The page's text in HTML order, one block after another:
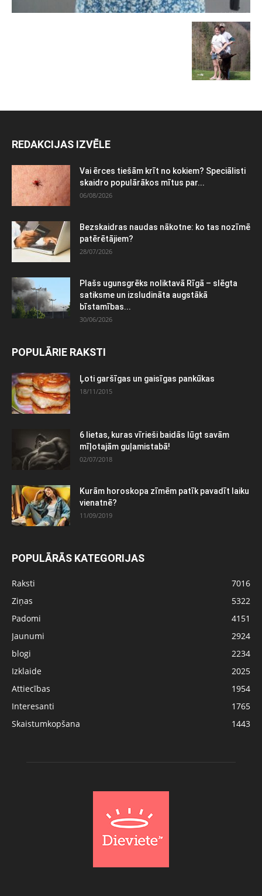
REDAKCIJAS IZVĒLE
Vai ērces tiešām krīt no kokiem? Speciālisti
skaidro populārākos mītus par...
06/08/2026
Bezskaidras naudas nākotne: ko tas nozīmē
patērētājiem?
28/07/2026
Plašs ugunsgrēks noliktavā Rīgā – slēgta
satiksme un izsludināta augstākā
bīstamības...
30/06/2026
POPULĀRIE RAKSTI
Ļoti garšīgas un gaisīgas pankūkas
18/11/2015
6 lietas, kuras vīrieši baidās lūgt savām
mīļotajām guļamistabā!
02/07/2018
Kurām horoskopa zīmēm patīk pavadīt laiku
vienatnē?
11/09/2019
POPULĀRĀS KATEGORIJAS
Raksti
7016
Ziņas
5322
Padomi
4151
Jaunumi
2924
blogi
2234
Izklaide
2025
Attiecības
1954
Interesanti
1765
Skaistumkopšana
1443